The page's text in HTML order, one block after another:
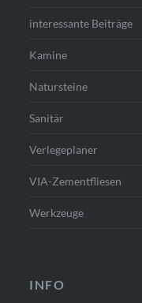
interessante Beiträge
Kamine
Natursteine
Sanitär
Verlegeplaner
VIA-Zementfliesen
Werkzeuge
INFO